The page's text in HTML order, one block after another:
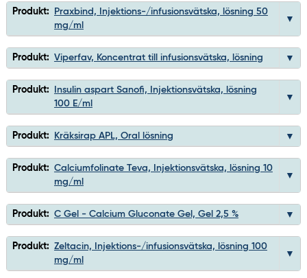
Produkt:
Praxbind, Injektions-/infusionsvätska, lösning 50
mg/ml
Produkt: Viperfav, Koncentrat till infusionsvätska, lösning
Produkt:
Insulin aspart Sanofi, Injektionsvätska, lösning
100 E/ml
Produkt: Kräksirap APL, Oral lösning
Produkt: Calciumfolinate Teva, Injektionsvätska, lösning 10
mg/ml
Produkt: C Gel - Calcium Gluconate Gel, Gel 2,5 %
Produkt: Zeltacin, Injektions-/infusionsvätska, lösning 100
mg/ml